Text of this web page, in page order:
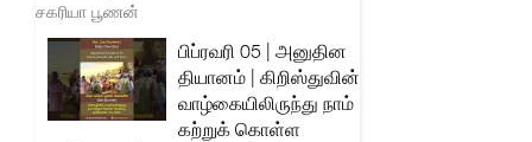
சகரியா பூணன்
பிப்ரவரி 05 | அனுதின
தியானம் | கிறிஸ்துவின்
வாழ்கையிலிருந்து நாம்
கற்றுக் கொள்ள